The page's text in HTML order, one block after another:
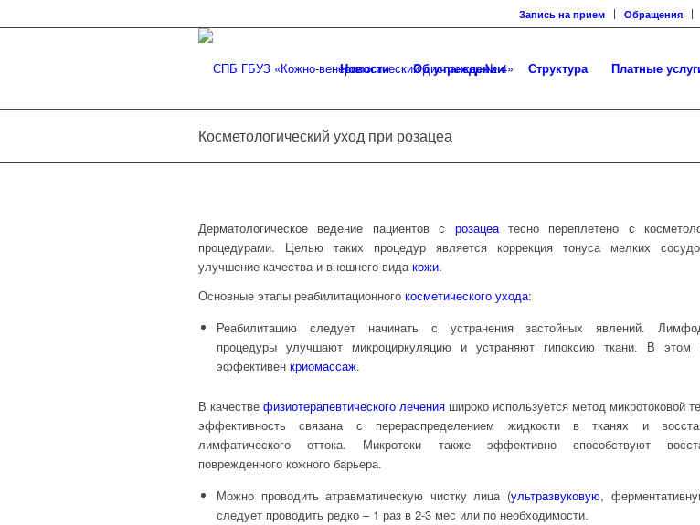
Запись на прием Обращения
Новости Об учреждении Структура Платные
Косметологический уход при розацеа
Дерматологическое ведение пациентов с розацеатесно переплетено с
процедурами. Целью таких процедур является коррекция тонуса мелких
улучшение качества и внешнего видакожи.
Основные этапы реабилитационного косметического ухода:
Реабилитацию следует начинать с устранения застойных явлений.
процедуры улучшают микроциркуляцию и устраняют гипоксию ткани. В этом
эффективен криомассаж.
В качествефизиотерапевтического лечения широко используется метод микротоковой
эффективность связана с перераспределением жидкости в тканях и
лимфатического оттока. Микротоки также эффективно способствуют
поврежденного кожного барьера.
Можно проводить атравматическую чистку лица (ультразвуковую,
следует проводить редко – 1 раз в 2-3 мес или по необходимости.